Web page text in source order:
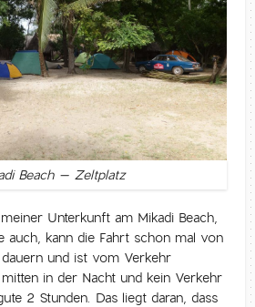
Beach – Zeltplatz
Unterkunft am Mikadi Beach,
auch, kann die Fahrt schon mal von
und ist vom Verkehr
in der Nacht und kein Verkehr
2 Stunden. Das liegt daran, dass